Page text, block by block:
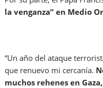
la venganza” en Medio
“Un año del ataque
que renuevo mi cercanía.
muchos rehenes en